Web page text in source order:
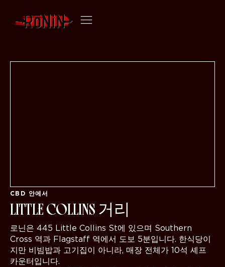
CBD 안에서
LITTLE COLLINS 거리
로닌은 445 Little Collins St에 있으며 Southern
Cross 역과 Flagstaff 역에서 도보 5분입니다. 한식당이
지만 비빔밥과 고기집이 아니라, 매장 전체가 10석 셰프
카운터입니다.